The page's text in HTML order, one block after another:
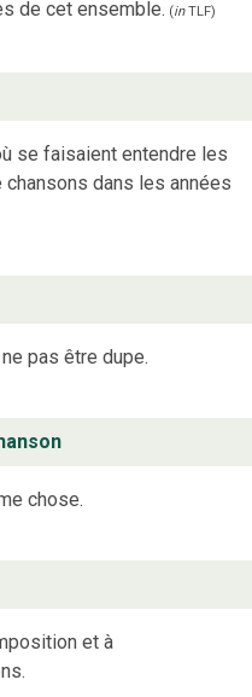
de cet ensemble. (inTLF)
se faisaient entendre les
dans les années
pas être dupe.
chose.
et à